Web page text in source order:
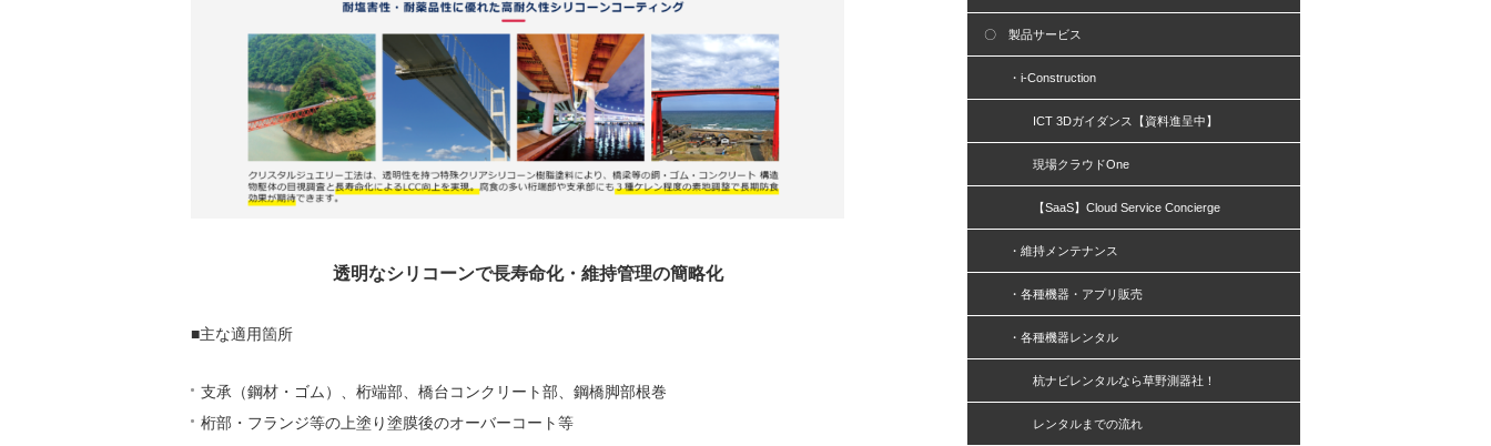
透明なシリコーンで長寿命化・維持管理の簡略化
■主な適用箇所
支承（鋼材・ゴム）、桁端部、橋台コンクリート部、鋼橋脚部根巻
桁部・フランジ等の上塗り塗膜後のオーバーコート等
〇 製品サービス
・i-Construction
ICT 3Dガイダンス【資料進呈中】
現場クラウドOne
【SaaS】Cloud Service Concierge
・維持メンテナンス
・各種機器・アプリ販売
・各種機器レンタル
杭ナビレンタルなら草野測器社！
レンタルまでの流れ